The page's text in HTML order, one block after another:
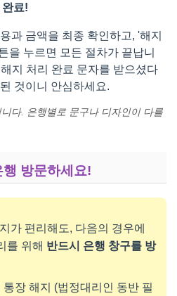
료!
과 금액을 최종 확인하고, '해지
을 누르면 모든 절차가 끝납니
지 처리 완료 문자를 받으셨다
것이니 안심하세요.
다. 은행별로 문구나 디자인이 다를
방문하세요!
가 편리해도, 다음의 경우에
를 위해 반드시 은행 창구를 방
장 해지 (법정대리인 동반 필